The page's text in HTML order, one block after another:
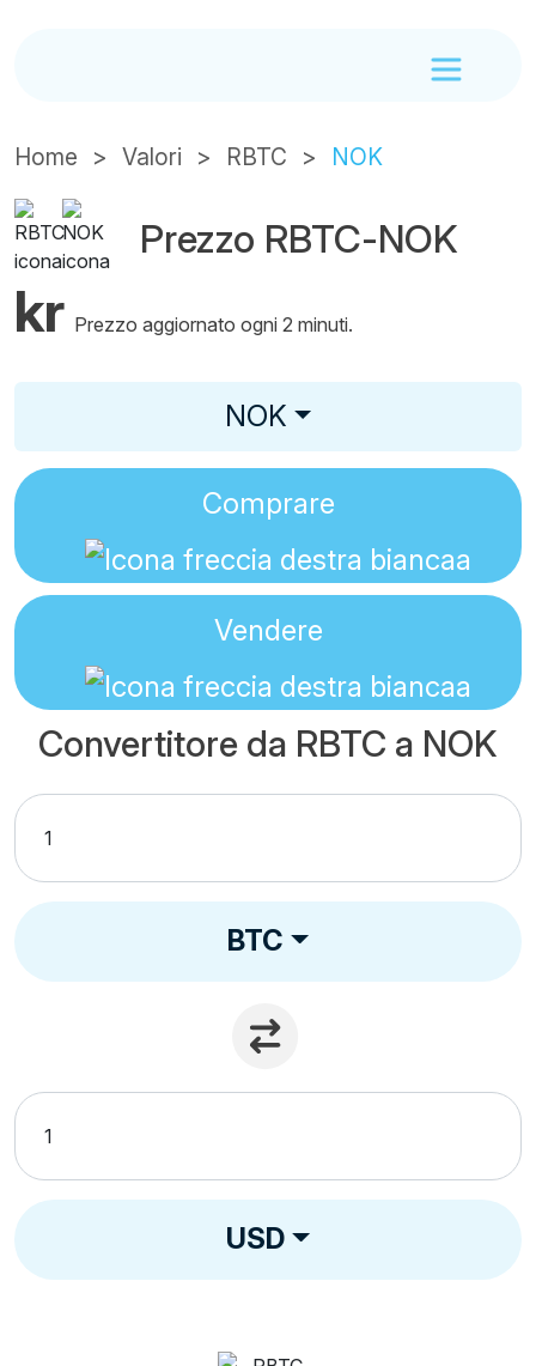
Home Valori RBTC NOK
Prezzo RBTC-NOK
kr Prezzo aggiornato ogni 2 minuti.
NOK
Comprare
Vendere
Convertitore da RBTC a NOK
BTC
USD